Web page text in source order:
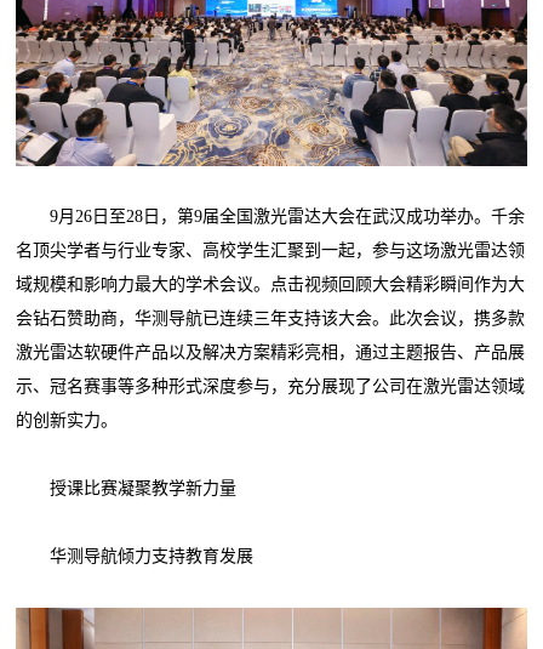
9月26日至28日，第9届全国激光雷达大会在武汉成功举办。千余
名顶尖学者与行业专家、高校学生汇聚到一起，参与这场激光雷达领
域规模和影响力最大的学术会议。点击视频回顾大会精彩瞬间作为大
会钻石赞助商，华测导航已连续三年支持该大会。此次会议，携多款
激光雷达软硬件产品以及解决方案精彩亮相，通过主题报告、产品展
示、冠名赛事等多种形式深度参与，充分展现了公司在激光雷达领域
的创新实力。
授课比赛凝聚教学新力量
华测导航倾力支持教育发展